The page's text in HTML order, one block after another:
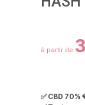
à partir de
✅ CBD